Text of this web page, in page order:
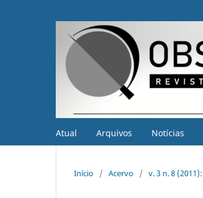
Atual Arquivos Notícias
Início / Acervo / v. 3 n. 8